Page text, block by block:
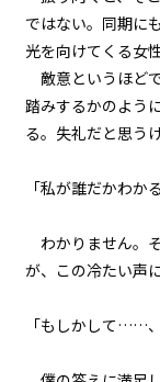
ではない。同期に
光を向けてくる女
敵意というほど
踏みするかのよう
る。失礼だと思う
「私が誰だかわか
わかりません。
が、この冷たい声
「もしかして……